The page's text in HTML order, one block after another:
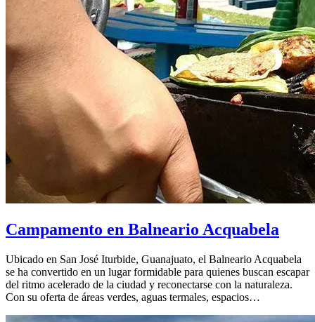
Campamento en Balneario Acquabela
Ubicado en San José Iturbide, Guanajuato, el Balneario Acquabela
se ha convertido en un lugar formidable para quienes buscan escapar
del ritmo acelerado de la ciudad y reconectarse con la naturaleza.
Con su oferta de áreas verdes, aguas termales, espacios…